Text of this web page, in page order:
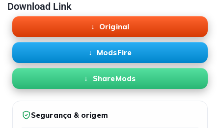
Download Link
Original
ModsFire
ShareMods
Segurança & origem